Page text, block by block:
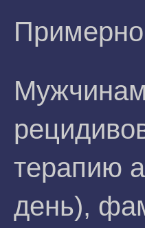
терапию
день),